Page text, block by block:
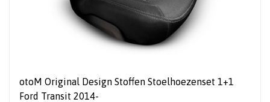
otoM Original Design Stoffen Stoelhoezenset 1+1
Ford Transit 2014-